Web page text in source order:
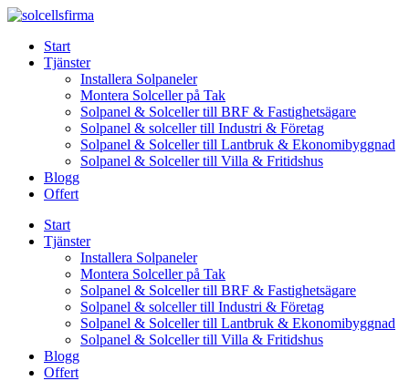
Skip
contentStart
Tjänster
Installera Solpaneler
Montera Solceller på Tak
Solpanel & Solceller till BRF & Fastighetsägare
Solpanel & solceller till Industri & Företag
Solpanel & Solceller till Lantbruk & Ekonomibyggnad
Solpanel & Solceller till Villa & Fritidshus
Blogg
Offert
Start
Tjänster
Installera Solpaneler
Montera Solceller på Tak
Solpanel & Solceller till BRF & Fastighetsägare
Solpanel & solceller till Industri & Företag
Solpanel & Solceller till Lantbruk & Ekonomibyggnad
Solpanel & Solceller till Villa & Fritidshus
Blogg
Offert